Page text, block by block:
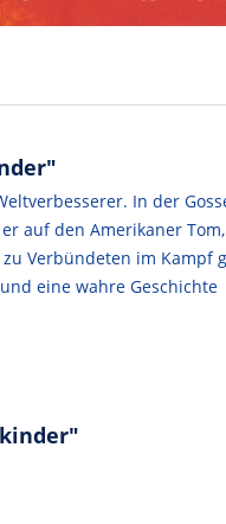
In der
auf den Amerikaner
Verbündeten im
eine wahre Geschichte